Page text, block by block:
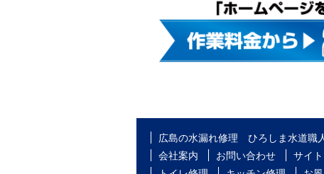
広島の水漏れ修理 ひろしま水道職
会社案内
お問い合わせ サイ